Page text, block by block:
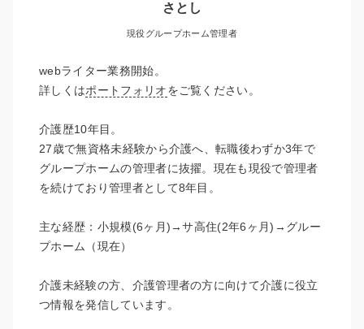
さとし
現役グループホーム管理者
webライター業務開始。
詳しくはポートフォリオをご覧ください。
介護歴10年目。
27歳で無資格未経験から介護へ、転職後わずか3年で
グループホームの管理者に抜擢。現在も現役で管理者
を続けており管理者として8年目。
主な経歴：小規模(6ヶ月)→サ高住(2年6ヶ月)→グルー
プホーム（現在）
介護未経験の方、介護管理者の方に向けて介護に役立
つ情報を発信しています。